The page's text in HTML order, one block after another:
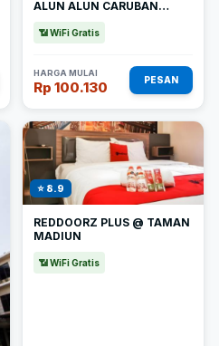
ALUN ALUN CARUBAN
📶 WiFi Gratis
HARGA MULAI
Rp 100.130 PESAN
⭐ 8.9
REDDOORZ PLUS @ TAMAN
MADIUN
📶 WiFi Gratis